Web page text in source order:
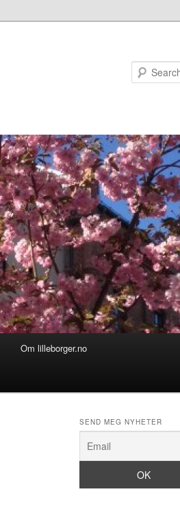
Om lilleborger.no
SEND MEG NYHETER